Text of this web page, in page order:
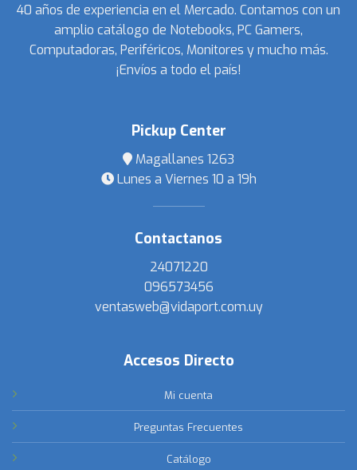
40 años de experiencia en el Mercado. Contamos con un
amplio catálogo de Notebooks, PC Gamers,
Computadoras, Periféricos, Monitores y mucho más.
¡Envíos a todo el país!
Pickup Center
Magallanes 1263
Lunes a Viernes 10 a 19h
Contactanos
24071220
096573456
ventasweb@vidaport.com.uy
Accesos Directo
Mi cuenta
Preguntas Frecuentes
Catálogo